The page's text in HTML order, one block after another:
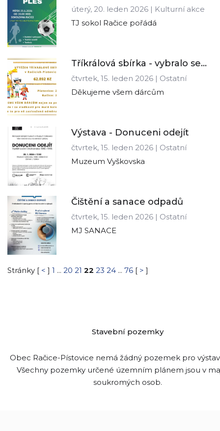
úterý, 20. leden 2026 | Kulturní akce
TJ sokol Račice pořádá
Tříkrálová sbírka - vybralo se...
čtvrtek, 15. leden 2026 | Ostatní
Děkujeme všem dárcům
Výstava - Donuceni odejít
čtvrtek, 15. leden 2026 | Ostatní
Muzeum Vyškovska
Čištění a sanace odpadů
čtvrtek, 15. leden 2026 | Ostatní
MJ SANACE
Stránky [ < ] 1 ... 20 21 22 23 24 ... 76 [ > ]
Stavební pozemky
Obec Račice-Pístovice nemá žádný pozemek pro
Všechny pozemky určené územním plánem jsou v
soukromých osob.